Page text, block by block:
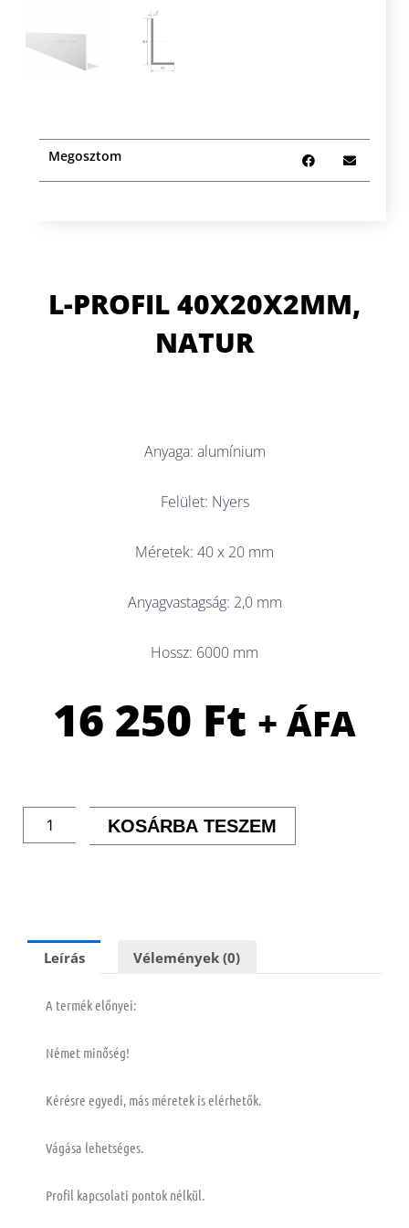
L-PROFIL 40X20X2MM,
NATUR
Anyaga: alumínium
Felület: Nyers
Méretek: 40 x 20 mm
Anyagvastagság: 2,0 mm
Hossz: 6000 mm
16 250 Ft + ÁFA
40x20x2mm,
Natur
mennyiség
KOSÁRBA TESZEM
Megosztom
Leírás Vélemények (0)
A termék előnyei:
Német minőség!
Kérésre egyedi, más méretek is elérhetők.
Vágása lehetséges.
Profil kapcsolati pontok nélkül.